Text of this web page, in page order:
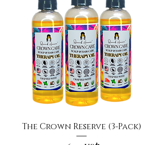
The Crown Reserve (3-Pack)